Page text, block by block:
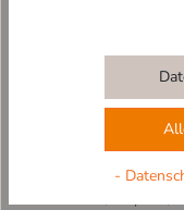
Klassiker – inspiriert
bietet hervorragenden
Die strapazierfähige
sicheren Halt auf
Der hochwertige Filz
Struktur und sorgt für
-